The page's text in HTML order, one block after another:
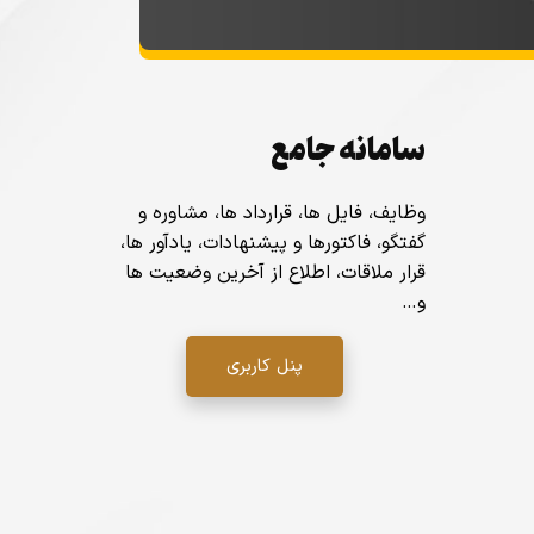
سامانه جامع
وظایف، فایل ها، قرارداد ها، مشاوره و
گفتگو، فاکتورها و پیشنهادات، یادآور ها،
قرار ملاقات، اطلاع از آخرین وضعیت ها
و…
پنل کاربری